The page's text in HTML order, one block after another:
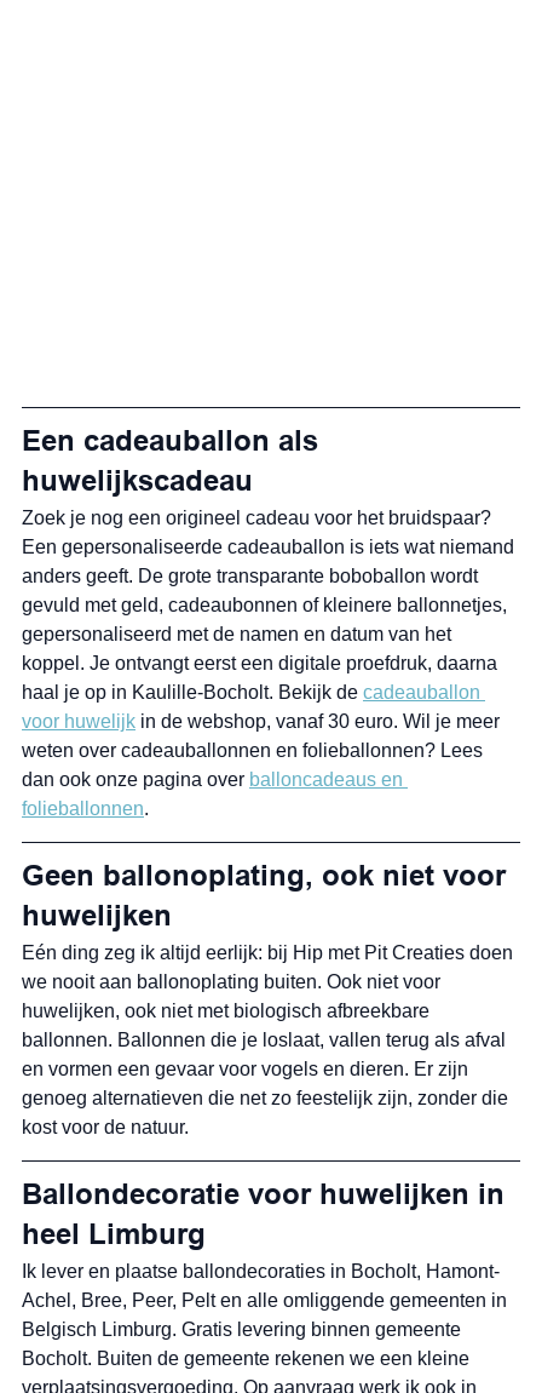
Een cadeauballon als
huwelijkscadeau
Zoek je nog een origineel cadeau voor het bruidspaar?
Een gepersonaliseerde cadeauballon is iets wat niemand
anders geeft. De grote transparante boboballon wordt
gevuld met geld, cadeaubonnen of kleinere ballonnetjes,
gepersonaliseerd met de namen en datum van het
koppel. Je ontvangt eerst een digitale proefdruk, daarna
haal je op in Kaulille-Bocholt. Bekijk de cadeauballon
voor huwelijk in de webshop, vanaf 30 euro. Wil je meer
weten over cadeauballonnen en folieballonnen? Lees
dan ook onze pagina over balloncadeaus en
folieballonnen.
Geen ballonoplating, ook niet voor
huwelijken
Eén ding zeg ik altijd eerlijk: bij Hip met Pit Creaties doen
we nooit aan ballonoplating buiten. Ook niet voor
huwelijken, ook niet met biologisch afbreekbare
ballonnen. Ballonnen die je loslaat, vallen terug als afval
en vormen een gevaar voor vogels en dieren. Er zijn
genoeg alternatieven die net zo feestelijk zijn, zonder die
kost voor de natuur.
Ballondecoratie voor huwelijken in
heel Limburg
Ik lever en plaatse ballondecoraties in Bocholt, Hamont-
Achel, Bree, Peer, Pelt en alle omliggende gemeenten in
Belgisch Limburg. Gratis levering binnen gemeente
Bocholt. Buiten de gemeente rekenen we een kleine
verplaatsingsvergoeding. Op aanvraag werk ik ook in